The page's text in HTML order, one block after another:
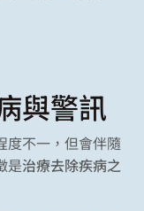
與警訊
度不一，但會伴隨
是治療去除疾病之